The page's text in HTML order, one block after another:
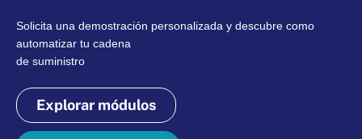
Solicita una demostración personalizada y descubre como
automatizar tu cadena
de suministro
Explorar módulos